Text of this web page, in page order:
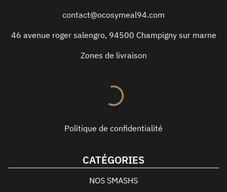
contact@ocosymeal94.com
46 avenue roger salengro, 94500 Champigny sur marne
Zones de livraison
Politique de confidentialité
CATÉGORIES
NOS SMASHS